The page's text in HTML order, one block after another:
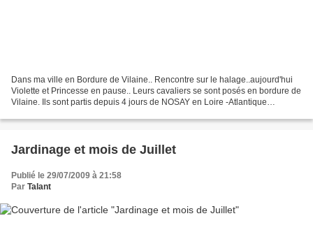
Dans ma ville en Bordure de Vilaine.. Rencontre sur le halage..aujourd'hui
Violette et Princesse en pause.. Leurs cavaliers se sont posés en bordure de
Vilaine. Ils sont partis depuis 4 jours de NOSAY en Loire -Atlantique
Jardinage et mois de Juillet
Publié le 29/07/2009 à 21:58
Par Talant